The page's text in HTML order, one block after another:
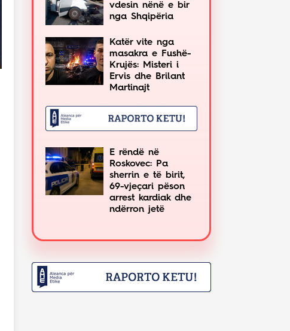
vdesin nënë e bir
nga Shqipëria
Katër vite nga
masakra e Fushë-
Krujës: Misteri i
Ervis dhe Brilant
Martinajt
E rëndë në
Roskovec: Pa
sherrin e të birit,
69-vjeçari pëson
arrest kardiak dhe
ndërron jetë